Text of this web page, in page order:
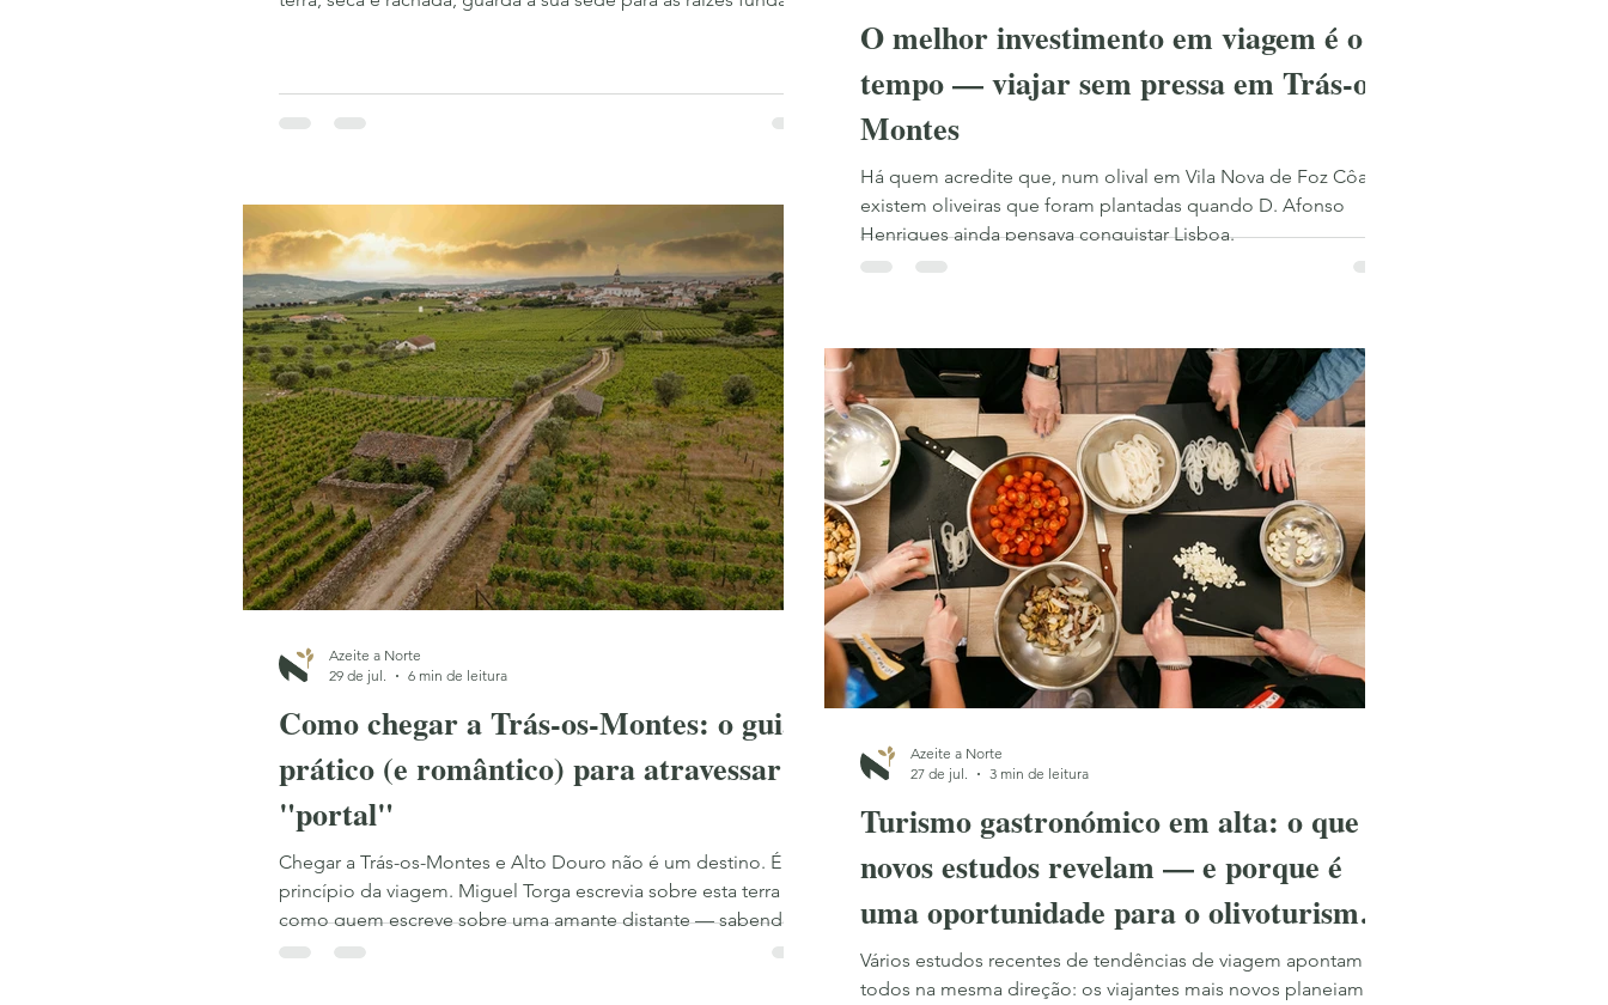
O melhor investimento em viagem é o
tempo — viajar sem pressa em Trás-os-
Montes
Há quem acredite que, num olival em Vila Nova de Foz Côa,
existem oliveiras que foram plantadas quando D. Afonso
Henriques ainda pensava conquistar Lisboa.
Como chegar a Trás-os-Montes: o guia
prático (e romântico) para atravessar o
"portal"
Chegar a Trás-os-Montes e Alto Douro não é um destino. É o
princípio da viagem. Miguel Torga escrevia sobre esta terra
como quem escreve sobre uma amante distante — sabendo
que a viagem até ela é parte inseparável do encontro.
Azeite a Norte
29 de jul.
6 min de leitura
Turismo gastronómico em alta: o que os
novos estudos revelam — e porque é
uma oportunidade para o olivoturismo
em Trás-os-Montes
Vários estudos recentes de tendências de viagem apontam
todos na mesma direção: os viajantes mais novos planeiam as
Azeite a Norte
27 de jul.
3 min de leitura